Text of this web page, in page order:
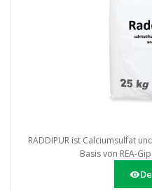
RADDIPUR ist Calciumsulfat
Basis von REA-